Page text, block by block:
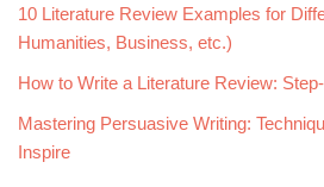
10 Literature Review Examples for
Humanities, Business, etc.)
How to Write a Literature Review:
Mastering Persuasive Writing:
Inspire